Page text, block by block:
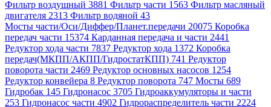
Фильтр воздушный 3881 Фильтр части 1563 Фильтр масляный
двигателя 2313 Фильтр водяной 43
Мосты части/Оси/Диффер/Планет.передачи 20075 Коробка
передач части 15374 Карданная передача и части 2441
Редуктор хода части 7837 Редуктор хода 1372 Коробка
передач(МКПП/АКПП/ГидростатКПП) 741 Редуктор
поворота части 2469 Редуктор основных насосов 1254
Редуктор конвейера 8 Редуктор поворота 747 Мосты 689
Гидробак 145 Гидронасос 3705 Гидроаккумуляторы и части
253 Гидронасос части 4902 Гидрораспределитель части 2224